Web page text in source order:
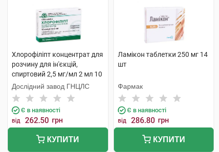
Хлорофіліпт концентрат для
розчину для ін'єкцій,
спиртовий 2,5 мг/мл 2 мл 10
ампул
Дослідний завод ГНЦЛС
Є в наявності
від 262.50 грн
КУПИТИ
Ламікон таблетки 250 мг 14
шт
Фармак
Є в наявності
від 286.80 грн
КУПИТИ